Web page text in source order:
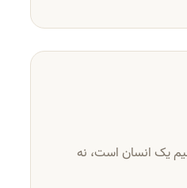
یک انسان است، نه